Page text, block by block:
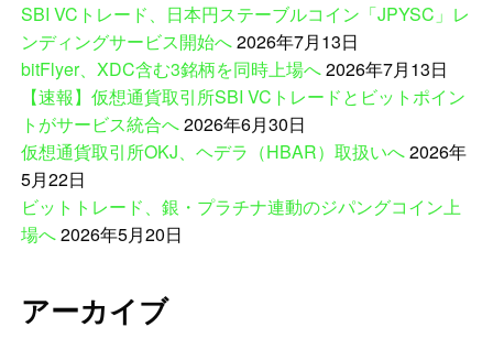
SBI VCトレード、日本円ステーブルコイン「JPYSC」レ
ンディングサービス開始へ2026年7月13日
bitFlyer、XDC含む3銘柄を同時上場へ2026年7月13日
【速報】仮想通貨取引所SBI VCトレードとビットポイン
トがサービス統合へ2026年6月30日
仮想通貨取引所OKJ、ヘデラ（HBAR）取扱いへ2026年
5月22日
ビットトレード、銀・プラチナ連動のジパングコイン上
場へ2026年5月20日
アーカイブ